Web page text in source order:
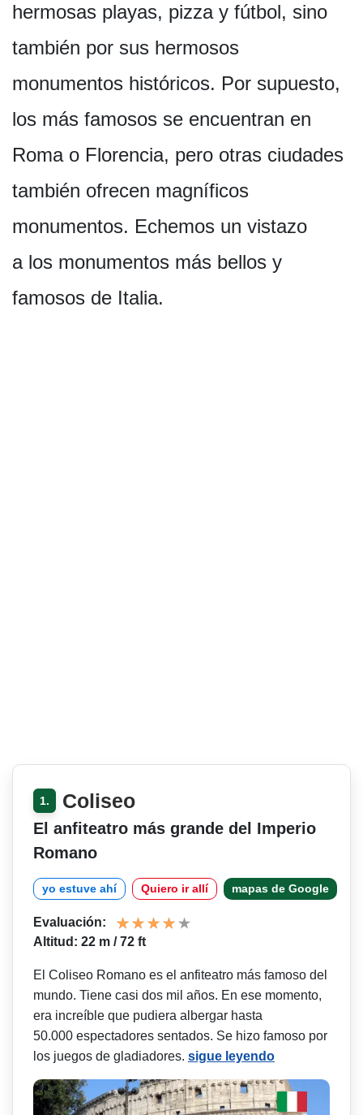
hermosas playas, pizza y fútbol, sino
también por sus hermosos
monumentos históricos. Por supuesto,
los más famosos se encuentran en
Roma o Florencia, pero otras ciudades
también ofrecen magníficos
monumentos. Echemos un vistazo
a los monumentos más bellos y
famosos de Italia.
1. Coliseo
El anfiteatro más grande del Imperio
Romano
yo estuve ahí Quiero ir allí mapas de Google
Evaluación:
Altitud: 22 m / 72 ft
El Coliseo Romano es el anfiteatro más famoso del
mundo. Tiene casi dos mil años. En ese momento,
era increíble que pudiera albergar hasta
50.000 espectadores sentados. Se hizo famoso por
los juegos de gladiadores. sigue leyendo